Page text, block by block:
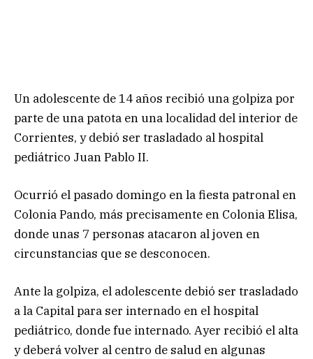
Un adolescente de 14 años recibió una golpiza por
parte de una patota en una localidad del interior de
Corrientes, y debió ser trasladado al hospital
pediátrico Juan Pablo II.
Ocurrió el pasado domingo en la fiesta patronal en
Colonia Pando, más precisamente en Colonia Elisa,
donde unas 7 personas atacaron al joven en
circunstancias que se desconocen.
Ante la golpiza, el adolescente debió ser trasladado
a la Capital para ser internado en el hospital
pediátrico, donde fue internado. Ayer recibió el alta
y deberá volver al centro de salud en algunas